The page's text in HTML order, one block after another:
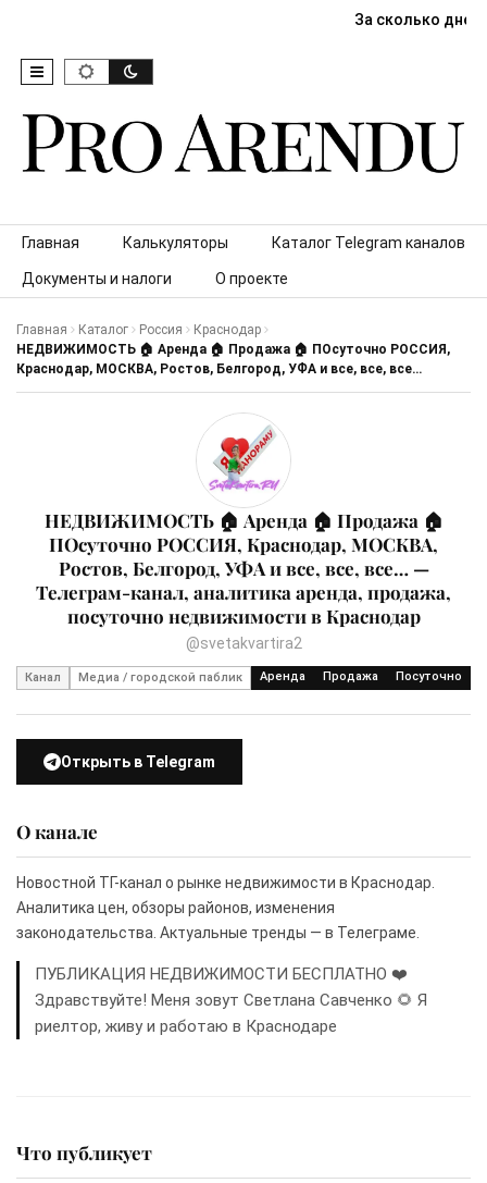
За сколько дней
Skip to content
Главная Калькуляторы Каталог Telegram каналов
Документы и налоги О проекте
Главная Каталог Россия
Краснодар
НЕДВИЖИМОСТЬ 🏠 Аренда 🏠 Продажа 🏠 ПОсуточно РОССИЯ,
Краснодар, МОСКВА, Ростов, Белгород, УФА и все, все, все…
НЕДВИЖИМОСТЬ 🏠 Аренда 🏠 Продажа 🏠
ПОсуточно РОССИЯ, Краснодар, МОСКВА,
Ростов, Белгород, УФА и все, все, все… —
Телеграм-канал, аналитика аренда, продажа,
посуточно недвижимости в Краснодар
@svetakvartira2
Канал Медиа / городской паблик Аренда Продажа Посуточно
Открыть в Telegram
О канале
Новостной ТГ-канал о рынке недвижимости в Краснодар.
Аналитика цен, обзоры районов, изменения
законодательства. Актуальные тренды — в Телеграме.
ПУБЛИКАЦИЯ НЕДВИЖИМОСТИ БЕСПЛАТНО ❤️
Здравствуйте! Меня зовут Светлана Савченко 🌻 Я
риелтор, живу и работаю в Краснодаре
Что публикует